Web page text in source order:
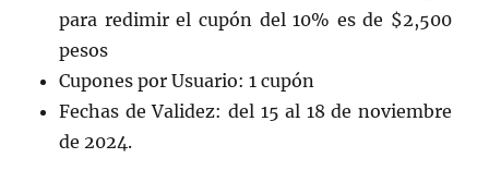
para redimir el cupón del 10% es de $2,500
pesos
Cupones por Usuario: 1 cupón
Fechas de Validez: del 15 al 18 de noviembre
de 2024.